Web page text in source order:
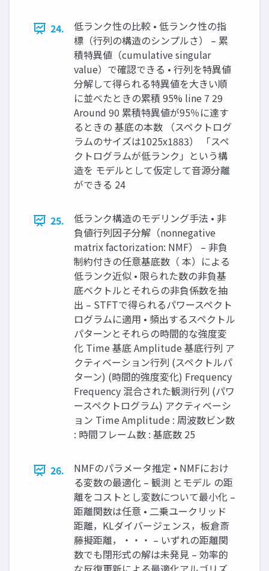
24.
低ランク性の比較 • 低ランク性の指
標（行列の構造のシンプルさ） – 累
積特異値（cumulative singular
value）で確認できる • 行列を特異値
分解して得られる特異値を大きい順
に並べたときの累積 95% line 7 29
Around 90 累積特異値が95％に達す
るときの 基底の本数 （スペクトログ
ラムのサイズは1025x1883） 「スペ
クトログラムが低ランク」という構
造を モデルとして仮定して音源分離
ができる 24
25.
低ランク構造のモデリング手法 • 非
負値行列因子分解（nonnegative
matrix factorization: NMF） – 非負
制約付きの任意基底数（ 本）による
低ランク近似 • 限られた数の非負基
底ベクトルとそれらの非負係数を抽
出 – STFTで得られるパワースペクト
ログラムに適用 • 頻出するスペクトル
パターンとそれらの時間的な強度変
化 Time 基底 Amplitude 基底行列 ア
クティベーション行列 (スペクトルパ
ターン) (時間的強度変化) Frequency
Frequency 混合された観測行列 (パワ
ースペクトログラム) アクティベーシ
ョン Time Amplitude : 周波数ビン数
: 時間フレーム数 : 基底数 25
26.
NMFのパラメータ推定 • NMFにおけ
る変数の最適化 – 観測 とモデル の距
離をコストとし変数について最小化 –
距離関数は任意 • 二乗ユークリッド
距離，KLダイバージェンス，板倉斎
藤擬距離，・・・ – いずれの距離関
数でも閉形式の解は未発見 – 効率的